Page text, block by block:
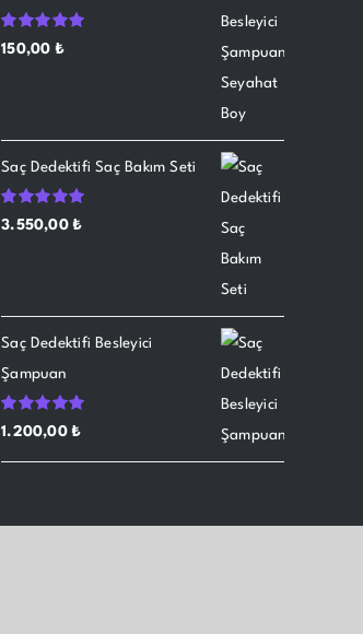
5
üzerinden
150,00₺
Saç Dedektifi Saç Bakım Seti
5
üzerinden
3.550,00₺
Saç Dedektifi Besleyici
Şampuan
5
üzerinden
5.00oy aldı
1.200,00₺